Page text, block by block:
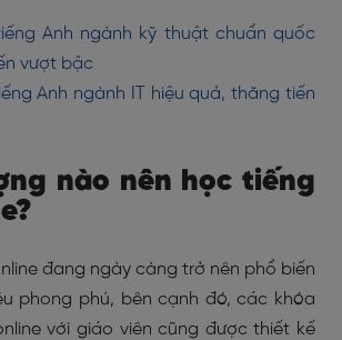
Anh ngành kỹ thuật chuẩn quốc
vượt bậc
Anh ngành IT hiệu quả, thăng tiến
nào nên học tiếng
đang ngày càng trở nên phổ biến
phong phú, bên cạnh đó, các khóa
với giáo viên cũng được thiết kế